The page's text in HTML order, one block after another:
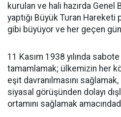
kurulan ve hali hazırda Genel
yaptığı Büyük Turan
gibi büyüyor ve her geçen
11 Kasım 1938 yılında
tamamlamak; ülkemizin her
eşit davranılmasını
siyasal görüşünden dolayı
ortamını sağlamak